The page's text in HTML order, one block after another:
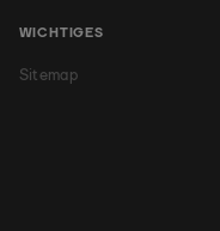
WICHTIGES
Sitemap